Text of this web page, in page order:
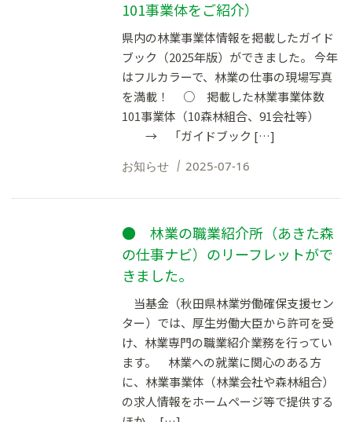
101事業体をご紹介）
県内の林業事業体情報を掲載したガイド
ブック（2025年版）ができました。 今年
はフルカラーで、林業の仕事の現場写真
を満載！ ○ 掲載した林業事業体数
101事業体（10森林組合、91会社等）
→ 「ガイドブック […]
お知らせ 2025-07-16
● 林業の職業紹介所（あきた森
の仕事ナビ）のリーフレットがで
きました。
当基金（秋田県林業労働確保支援セン
ター）では、厚生労働大臣から許可を受
け、林業専門の職業紹介業務を行ってい
ます。 林業への就業に関心のある方
に、林業事業体（林業会社や森林組合）
の求人情報をホームページ等で提供する